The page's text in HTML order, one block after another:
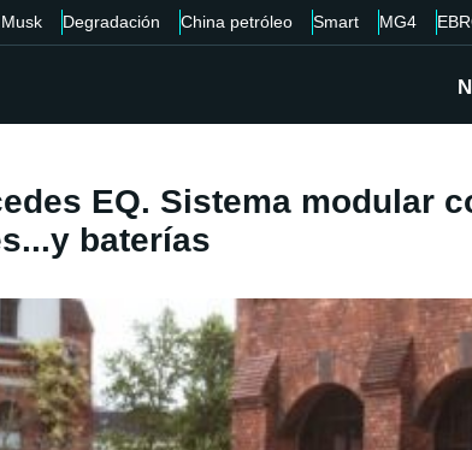
Degradación China petróleo Smart MG4
EQ. Sistema modular
baterías